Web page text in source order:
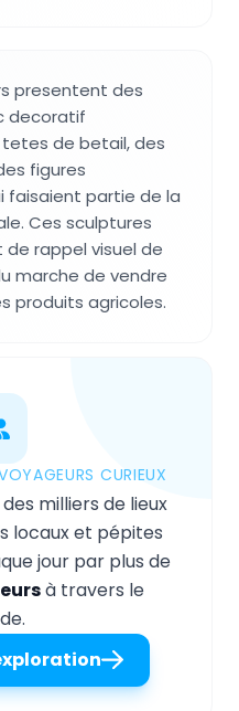
presentent des
decoratif
de betail, des
figures
faisaient partie de la
Ces sculptures
rappel visuel de
marche de vendre
produits agricoles.
CURIEUX
milliers de lieux
locaux et pépites
jour par plus de
à travers le